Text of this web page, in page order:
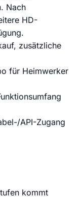
Nach
HD-
zusätzliche
für Heimwerker
API-Zugang
kommt